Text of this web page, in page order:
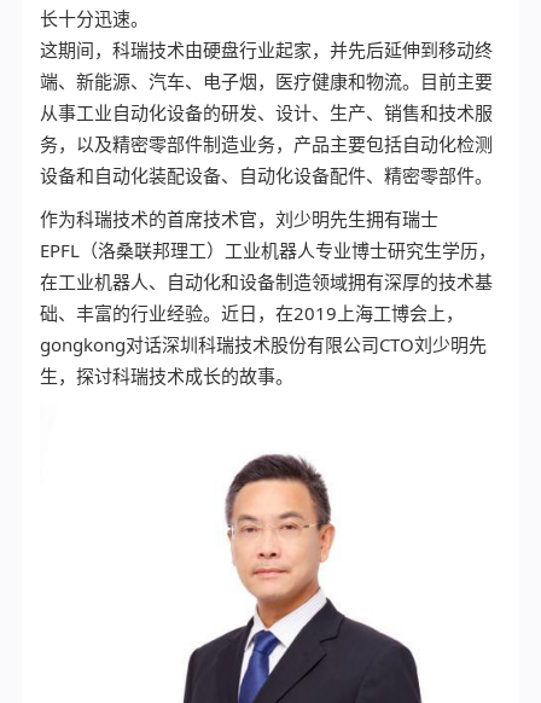
长十分迅速。
这期间，科瑞技术由硬盘行业起家，并先后延伸到移动终
端、新能源、汽车、电子烟，医疗健康和物流。目前主要
从事工业自动化设备的研发、设计、生产、销售和技术服
务，以及精密零部件制造业务，产品主要包括自动化检测
设备和自动化装配设备、自动化设备配件、精密零部件。
作为科瑞技术的首席技术官，刘少明先生拥有瑞士
EPFL（洛桑联邦理工）工业机器人专业博士研究生学历，
在工业机器人、自动化和设备制造领域拥有深厚的技术基
础、丰富的行业经验。近日，在2019上海工博会上，
gongkong对话深圳科瑞技术股份有限公司CTO刘少明先
生，探讨科瑞技术成长的故事。